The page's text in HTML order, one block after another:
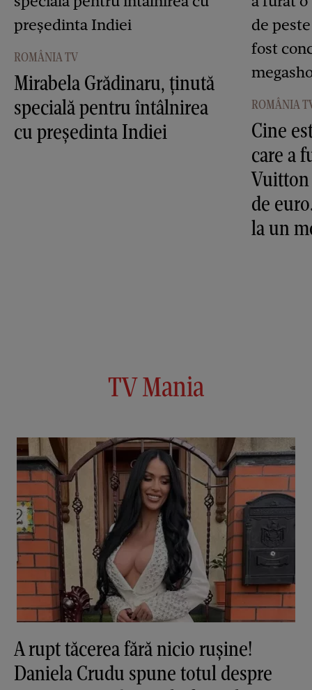
ROMÂNIA TV
Mirabela Grădinaru, ţinută
specială pentru întâlnirea
cu preşedinta Indiei
ROMÂNIA
Cine
care a
Vuitton
de
la un
TV Mania
A rupt tăcerea fără nicio rușine!
Daniela Crudu spune totul despre